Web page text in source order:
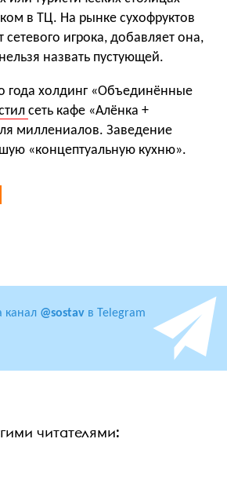
в ТЦ. На рынке сухофруктов
сетевого игрока, добавляет она,
назвать пустующей.
года холдинг «Объединённые
сеть кафе «Алёнка +
миллениалов. Заведение
«концептуальную кухню».
канал @sostav в Telegram
читателями: